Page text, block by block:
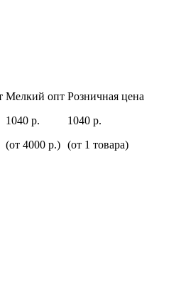
Мелкий опт
1040 р.
(от 4000 р.)
Розничная цена
1040 р.
(от 1 товара)